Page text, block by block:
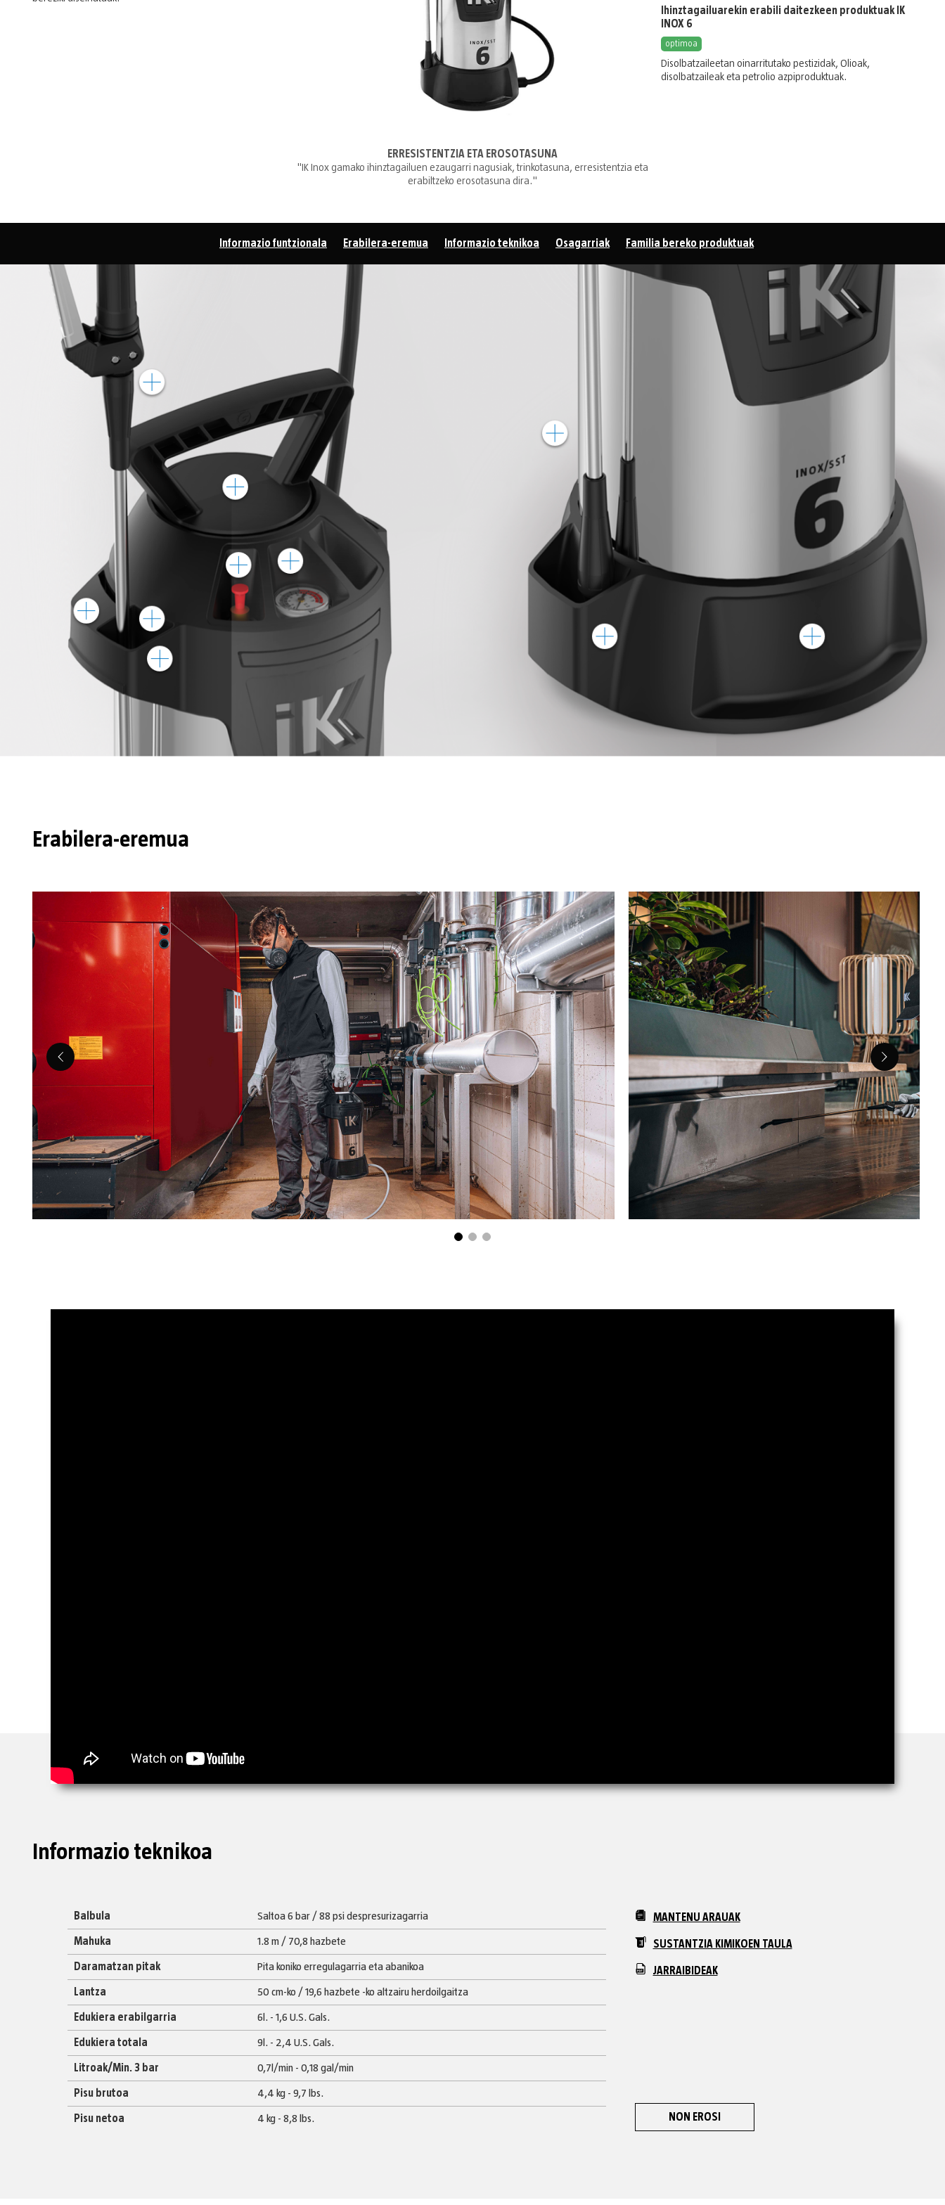
Ihinztagailuarekin erabili daitezkeen produktuak IK
INOX 6
optimoa
Disolbatzaileetan oinarritutako pestizidak,Olioak,
disolbatzaileak eta petrolio azpiproduktuak.
ERRESISTENTZIA ETA EROSOTASUNA
"IK Inox gamako ihinztagailuen ezaugarri nagusiak, trinkotasuna, erresistentzia eta
erabiltzeko erosotasuna dira."
Informazio funtzionala Erabilera-eremua Informazio teknikoa Osagarriak Familia bereko produktuak
Erabilera-eremua
Informazio teknikoa
Balbula Saltoa 6 bar / 88 psi despresurizagarria
Mahuka 1.8 m / 70,8 hazbete
Daramatzan pitak Pita koniko erregulagarria eta abanikoa
Lantza 50 cm-ko / 19,6 hazbete -ko altzairu herdoilgaitza
Edukiera erabilgarria 6l. - 1,6 U.S. Gals.
Edukiera totala 9l. - 2,4 U.S. Gals.
Litroak/Min. 3 bar 0,7l/min - 0,18 gal/min
Pisu brutoa 4,4 kg - 9,7 lbs.
Pisu netoa 4 kg - 8,8 lbs.
MANTENU ARAUAK
SUSTANTZIA KIMIKOEN TAULA
JARRAIBIDEAK
NON EROSI